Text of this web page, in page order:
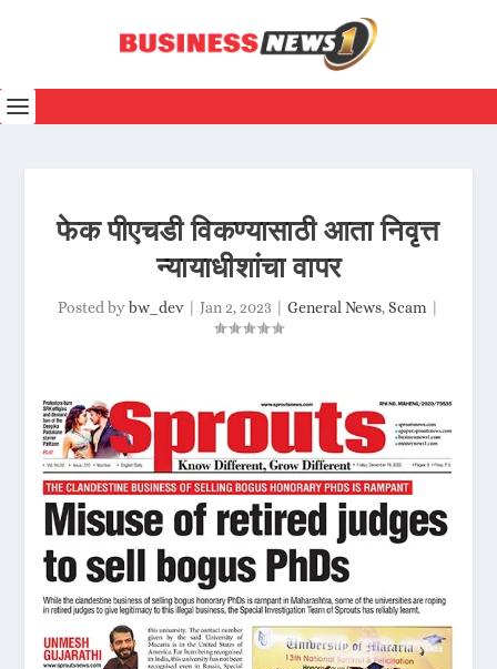
फेक पीएचडी विकण्यासाठी आता निवृत्त
न्यायाधीशांचा वापर
Posted bybw_dev Jan 2, 2023 General News, Scam